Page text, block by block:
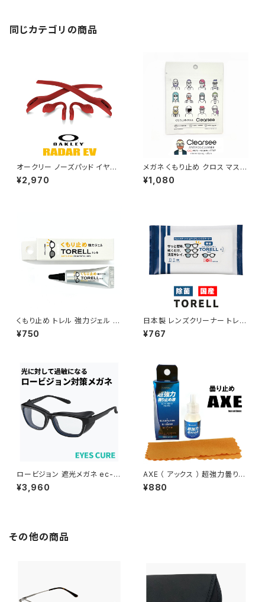
同じカテゴリの商品
オークリー ノーズパッド イヤー
ソック パーツ 101-447-003
【レーダーイーブイ Radar EV】
¥2,970
メガネ くもり止め クロス マスク
使用時などに 曇らない くもり止
め clearsee クリアシー 眼鏡
¥1,080
くもり止め トレル 強力ジェル メ
ガネ サングラス 5g TORELL 3
810 曇り止め
¥750
日本製 レンズクリーナー トレル
ウェット クリーニング ペーパー
界面活性剤 レンズクリーナー メ
¥767
ロービジョン 遮光メガネ ec-6
09l-bk 【 術後 眩しい 眩しさ
対策 保護メガネ 曇らない 遮光
止め 花粉 対策 眼鏡 曇り止め
¥3,960
AXE （ アックス ） 超強力曇り止
め液 （くもりどめ） AX-24 スキ
ー スノボー ゴーグル に１滴つ
¥880
その他の商品